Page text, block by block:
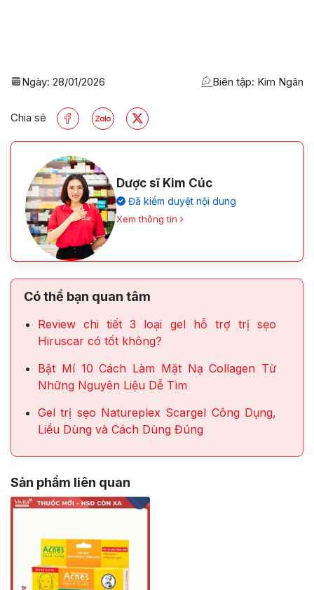
Ngày: 28/01/2026 Biên tập: Kim Ngân
Chia sẻ
Dược sĩ Kim Cúc
Đã kiểm duyệt nội dung
Xem thông tin
Có thể bạn quan tâm
Review chi tiết 3 loại gel hỗ trợ trị sẹo
Hiruscar có tốt không?
Bật Mí 10 Cách Làm Mặt Nạ Collagen Từ
Những Nguyên Liệu Dễ Tìm
Gel trị sẹo Natureplex Scargel Công Dụng,
Liều Dùng và Cách Dùng Đúng
Sản phẩm liên quan